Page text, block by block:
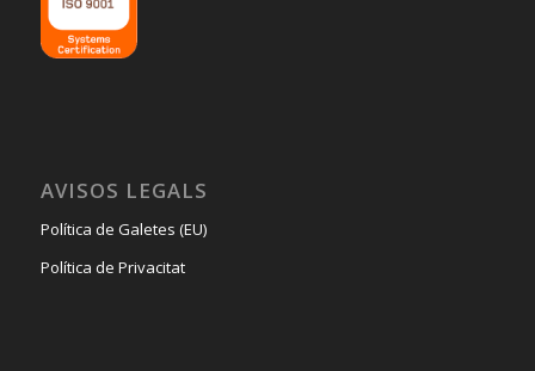
AVISOS LEGALS
Política de Galetes (EU)
Política de Privacitat